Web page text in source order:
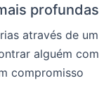
profundas
através de um
alguém com
compromisso